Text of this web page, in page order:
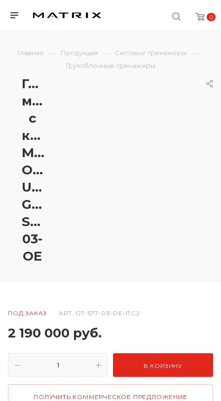
0
Главная Продукция
Силовые тренажеры
Грузоблочные тренажеры
Голень-
машина
с
консолью
Matrix
Onyx
Ultra
G7-
S77-
03-
OE
ПОД ЗАКАЗ АРТ. G7-S77-03-OE-ITC2
2 190 000 руб.
В КОРЗИНУ
ПОЛУЧИТЬ КОММЕРЧЕСКОЕ ПРЕДЛОЖЕНИЕ